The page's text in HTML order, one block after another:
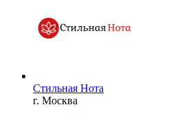
Стильная Нота
г. Москва